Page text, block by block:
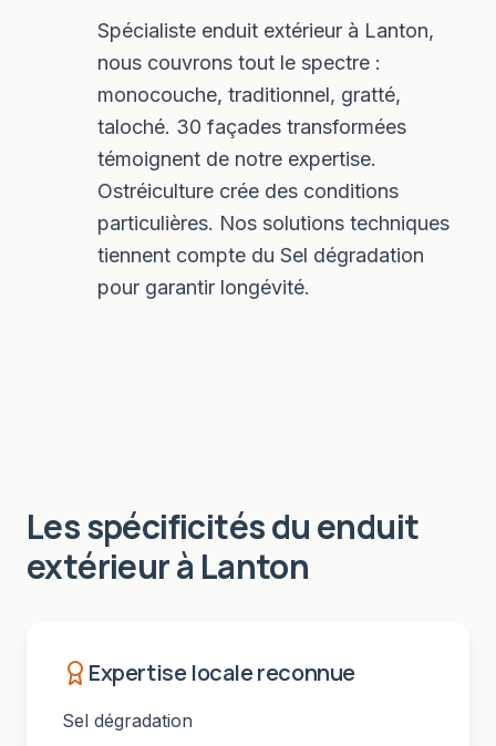
Spécialiste enduit extérieur à Lanton,
nous couvrons tout le spectre :
monocouche, traditionnel, gratté,
taloché. 30 façades transformées
témoignent de notre expertise.
Ostréiculture crée des conditions
particulières. Nos solutions techniques
tiennent compte du Sel dégradation
pour garantir longévité.
Les spécificités duenduit
extérieurà Lanton
Expertise locale reconnue
Sel dégradation